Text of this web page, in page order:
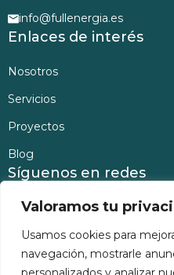
Valoramos tu
Usamos cookies para
navegación, mostrarle
info@fullenergia.es
Enlaces de interés
Nosotros
Servicios
Proyectos
Blog
Síguenos en redes
Instagram
Facebook
Twitter
LinkedIn